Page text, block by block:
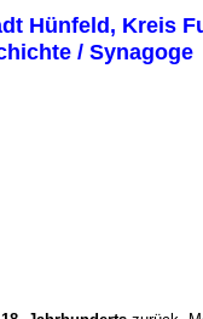
Hünfeld, Kreis
/ Synagoge